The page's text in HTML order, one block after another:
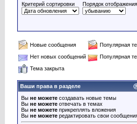
Критерий сортировки
Порядок отображения
Новые сообщения
Популярная
Нет новых сообщений
Популярная
Тема закрыта
Ваши права в разделе
Вы не можете создавать новые темы
Вы не можете отвечать в темах
Вы не можете прикреплять вложения
Вы не можете редактировать свои